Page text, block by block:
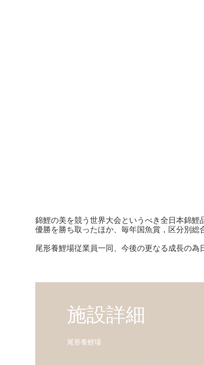
錦鯉の美を競う世界大会というべき全日本錦
優勝を勝ち取ったほか、毎年国魚賞，区分別総
尾形養鯉場従業員一同、今後の更なる成長の為
施設詳細
尾形養鯉場